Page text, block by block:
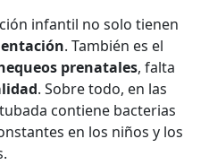
infantil no solo tienen
. También es el
prenatales, falta
. Sobre todo, en las
contiene bacterias
en los niños y los